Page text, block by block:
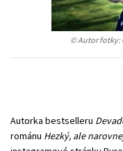
Young adult (SK)
© Autor fotky:
Autorka bestselleru
románu Hezký, ale